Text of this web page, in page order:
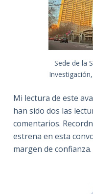
Sede de la
Mi lectura de este
han sido dos las
comentarios.
estrena en esta
margen de confianza.